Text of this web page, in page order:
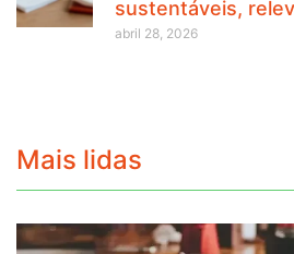
sustentáveis,
abril 28, 2026
Mais lidas